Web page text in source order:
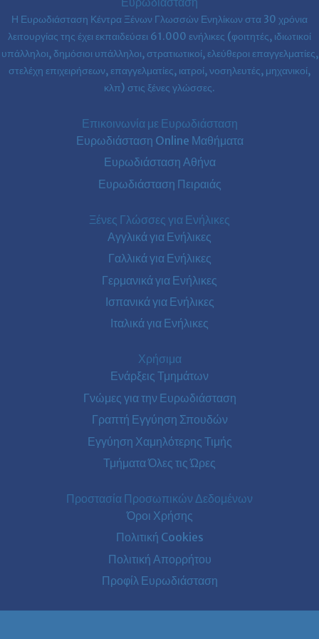
Η Ευρωδιάσταση Κέντρα Ξένων Γλωσσών Ενηλίκων στα 30 χρόνια
λειτουργίας της έχει εκπαιδεύσει 61.000 ενήλικες (φοιτητές, ιδιωτικοί
υπάλληλοι, δημόσιοι υπάλληλοι, στρατιωτικοί, ελεύθεροι επαγγελματίες,
στελέχη επιχειρήσεων, επαγγελματίες, ιατροί, νοσηλευτές, μηχανικοί,
κλπ) στις ξένες γλώσσες.
Επικοινωνία με Ευρωδιάσταση
Ευρωδιάσταση Online Μαθήματα
Ευρωδιάσταση Αθήνα
Ευρωδιάσταση Πειραιάς
Ξένες Γλώσσες για Ενήλικες
Αγγλικά για Ενήλικες
Γαλλικά για Ενήλικες
Γερμανικά για Ενήλικες
Ισπανικά για Ενήλικες
Ιταλικά για Ενήλικες
Χρήσιμα
Ενάρξεις Τμημάτων
Γνώμες για την Ευρωδιάσταση
Γραπτή Εγγύηση Σπουδών
Εγγύηση Χαμηλότερης Τιμής
Τμήματα Όλες τις Ώρες
Προστασία Προσωπικών Δεδομένων
Όροι Χρήσης
Πολιτική Cookies
Πολιτική Απορρήτου
Προφίλ Ευρωδιάσταση